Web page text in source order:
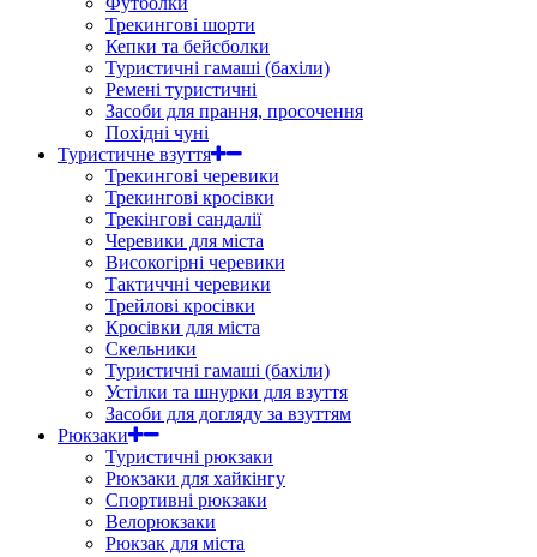
Трекингові шорти
Кепки та бейсболки
Туристичні гамаші (бахіли)
Ремені туристичні
Засоби для прання, просочення
Похідні чуні
Туристичне взуття
Трекингові черевики
Трекингові кросівки
Трекінгові сандалії
Черевики для міста
Високогірні черевики
Тактиччні черевики
Трейлові кросівки
Кросівки для міста
Скельники
Туристичні гамаші (бахіли)
Устілки та шнурки для взуття
Засоби для догляду за взуттям
Рюкзаки
Туристичні рюкзаки
Рюкзаки для хайкінгу
Спортивні рюкзаки
Велорюкзаки
Рюкзак для міста